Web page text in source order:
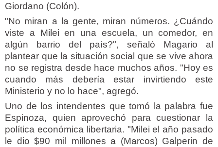
Giordano (Colón).
"No miran a la gente, miran números. ¿Cuándo
viste a Milei en una escuela, un comedor, en
algún barrio del país?", señaló Magario al
plantear que la situación social que se vive ahora
no se registra desde hace muchos años. "Hoy es
cuando más debería estar invirtiendo este
Ministerio y no lo hace", agregó.
Uno de los intendentes que tomó la palabra fue
Espinoza, quien aprovechó para cuestionar la
política económica libertaria. "Milei el año pasado
le dio $90 mil millones a (Marcos) Galperin de